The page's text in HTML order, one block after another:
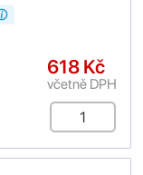
618 Kč
včetně DPH